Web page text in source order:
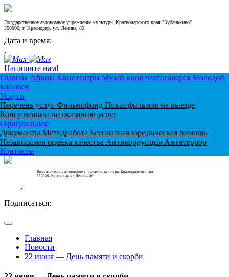
Государственное автономное учреждение культуры Краснодарского края "Кубанькино"
350000, г. Краснодар, ул. Ленина, 89
Дата и время:
,
Напишите нам!
Главная Афиша Кинотеатры Музей кино Фотогалерея Молодой
киновек
Услуги
Перечень услуг Фильмофонд Показ фильмов на выезде
Консультации по оказанию услуг
Официальное
Документы Методработа Бесплатная юридическая помощь
Независимая оценка качества Антикоррупция Антитеррор
Контакты
Государственное автономное учреждение культуры Краснодарского края
350000, Краснодар, ул Ленина, 89
,
Подписаться:
Главная
Новости
22 июня — День памяти и скорби